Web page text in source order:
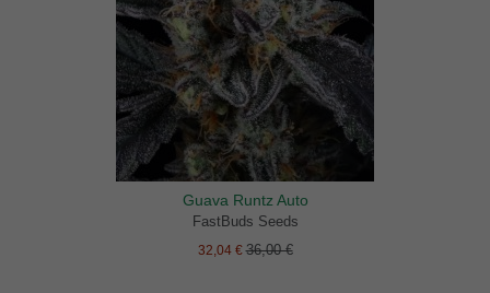
Guava Runtz Auto
FastBuds Seeds
32,04 €36,00 €